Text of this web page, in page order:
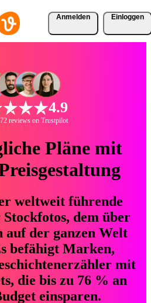
Anmelden Einloggen
4.9
reviews on Trustpilot
Pläne mit
weltweit führende
dem über
auf der ganzen Welt
befähigt Marken,
mit
die bis zu 76 % an
einsparen.